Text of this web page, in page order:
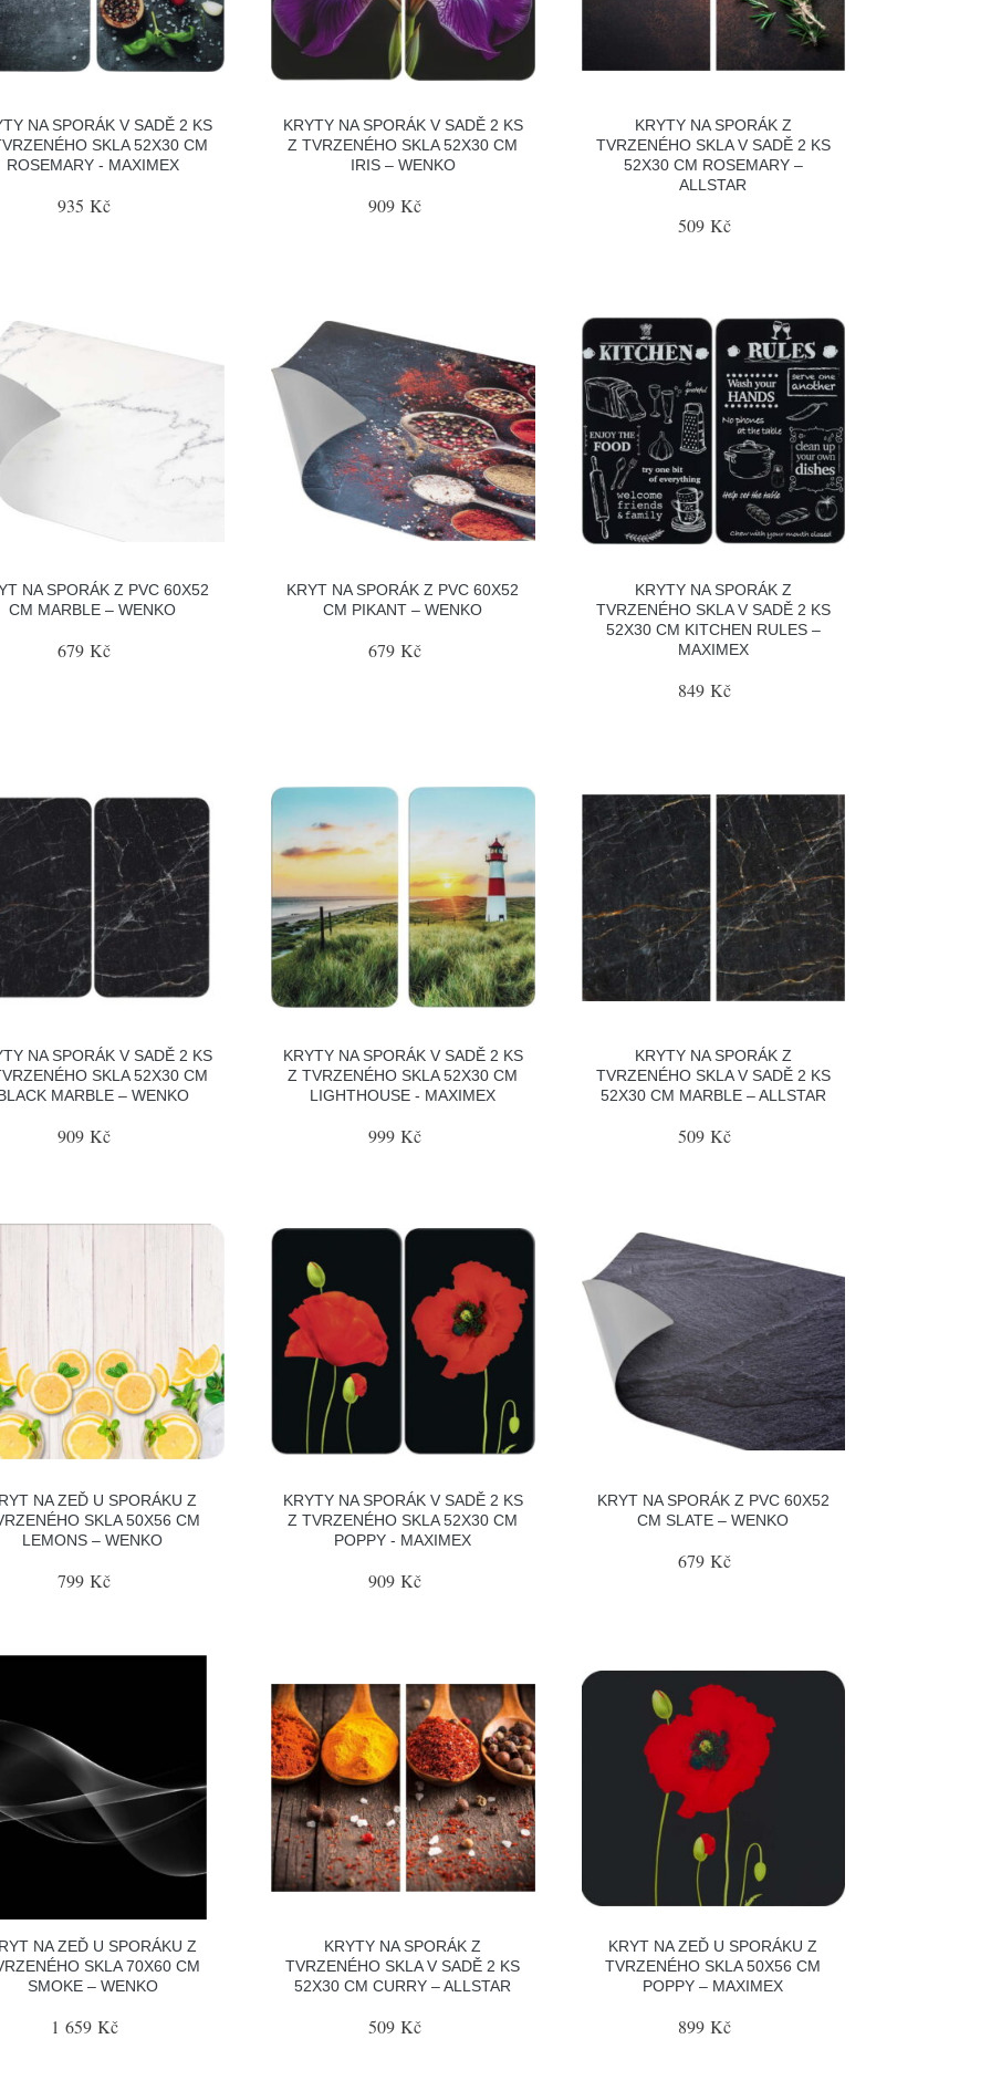
NA SPORÁK V SADĚ 2 KS
SKLA 52X30 CM
ROSEMARY - MAXIMEX
935 Kč
KRYTY NA SPORÁK V SADĚ 2 KS
Z TVRZENÉHO SKLA 52X30 CM
IRIS – WENKO
909 Kč
KRYTY NA SPORÁK Z
TVRZENÉHO SKLA V SADĚ 2 KS
52X30 CM ROSEMARY –
ALLSTAR
509 Kč
NA SPORÁK Z PVC 60X52
CM MARBLE – WENKO
679 Kč
KRYT NA SPORÁK Z PVC 60X52
CM PIKANT – WENKO
679 Kč
KRYTY NA SPORÁK Z
TVRZENÉHO SKLA V SADĚ 2 KS
52X30 CM KITCHEN RULES –
MAXIMEX
849 Kč
NA SPORÁK V SADĚ 2 KS
SKLA 52X30 CM
MARBLE – WENKO
909 Kč
KRYTY NA SPORÁK V SADĚ 2 KS
Z TVRZENÉHO SKLA 52X30 CM
LIGHTHOUSE - MAXIMEX
999 Kč
KRYTY NA SPORÁK Z
TVRZENÉHO SKLA V SADĚ 2 KS
52X30 CM MARBLE – ALLSTAR
509 Kč
NA ZEĎ U SPORÁKU Z
SKLA 50X56 CM
LEMONS – WENKO
799 Kč
KRYTY NA SPORÁK V SADĚ 2 KS
Z TVRZENÉHO SKLA 52X30 CM
POPPY - MAXIMEX
909 Kč
KRYT NA SPORÁK Z PVC 60X52
CM SLATE – WENKO
679 Kč
NA ZEĎ U SPORÁKU Z
SKLA 70X60 CM
SMOKE – WENKO
1 659 Kč
KRYTY NA SPORÁK Z
TVRZENÉHO SKLA V SADĚ 2 KS
52X30 CM CURRY – ALLSTAR
509 Kč
KRYT NA ZEĎ U SPORÁKU Z
TVRZENÉHO SKLA 50X56 CM
POPPY – MAXIMEX
899 Kč